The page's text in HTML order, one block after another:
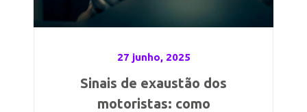
27 junho, 2025
Sinais de exaustão dos
motoristas: como